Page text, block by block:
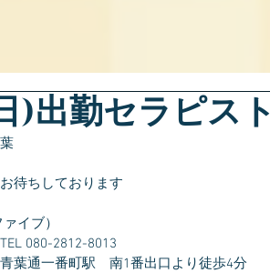
)出勤セラピスト
待ちしております
イブ）
080-2812-8013
葉通一番町駅　南1番出口より徒歩4分